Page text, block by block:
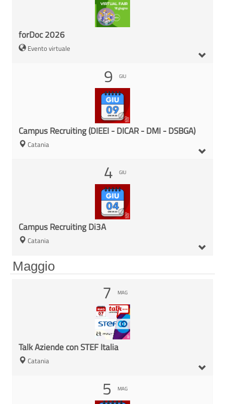
forDoc 2026
Evento virtuale
9 GIU
Campus Recruiting (DIEEI - DICAR - DMI - DSBGA)
Catania
4 GIU
Campus Recruiting Di3A
Catania
Maggio
7 MAG
Talk Aziende con STEF Italia
Catania
5 MAG